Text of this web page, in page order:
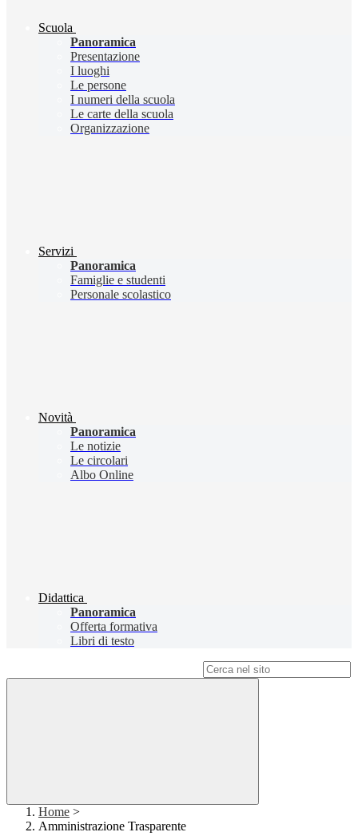
Scuola
Panoramica
Presentazione
I luoghi
Le persone
I numeri della scuola
Le carte della scuola
Organizzazione
Servizi
Panoramica
Famiglie e studenti
Personale scolastico
Novità
Panoramica
Le notizie
Le circolari
Albo Online
Didattica
Panoramica
Offerta formativa
Libri di testo
Home >
Amministrazione Trasparente